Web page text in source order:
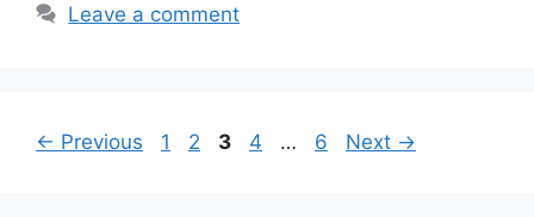
Leave a comment
← Previous Page
1 Page
2 Page
3 Page
4 … Page
6 Next →